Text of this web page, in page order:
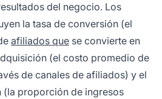
del negocio. Los
la tasa de conversión (el
afiliados que se convierte en
(el costo promedio de
de canales de afiliados) y el
(la proporción de ingresos